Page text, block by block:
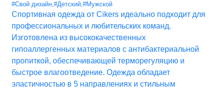
#Свой дизайн,#Детский,#Мужской
Спортивная одежда от Cikers идеально подходит для
профессиональных и любительских команд.
Изготовлена из высококачественных
гипоаллергенных материалов с антибактериальной
пропиткой, обеспечивающей терморегуляцию и
быстрое влагоотведение. Одежда обладает
эластичностью в 5 направлениях и стильным